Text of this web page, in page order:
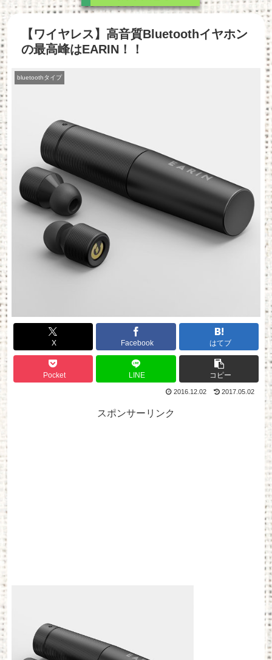
【ワイヤレス】高音質Bluetoothイヤホン
の最高峰はEARIN！！
bluetoothタイプ
X Facebook はてブ
Pocket LINE コピー
2016.12.02 2017.05.02
スポンサーリンク